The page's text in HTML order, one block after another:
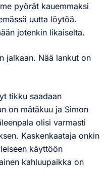
pyörät kauemmaksi
uutta löytöä.
jotenkin likaiselta.
jalkaan. Nää lankut on
tikku saadaan
on mätäkuu ja Simon
olisi varmasti
Kaskenkaataja onkin
käyttöön
kahluupaikka on